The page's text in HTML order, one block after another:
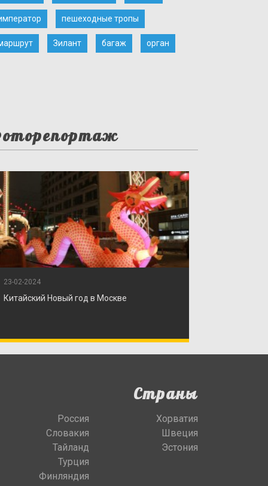
пешеходные тропы
Зилант багаж орган
23-02-2024
Китайский Новый год в Москве
Страны
Россия
Словакия
Тайланд
Турция
Финляндия
Хорватия
Швеция
Эстония